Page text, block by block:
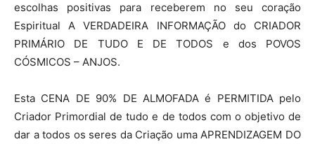
escolhas positivas para receberem no seu coração
Espiritual A VERDADEIRA INFORMAÇÃO do CRIADOR
PRIMÁRIO DE TUDO E DE TODOS e dos POVOS
CÓSMICOS – ANJOS.
Esta CENA DE 90% DE ALMOFADA é PERMITIDA pelo
Criador Primordial de tudo e de todos com o objetivo de
dar a todos os seres da Criação uma APRENDIZAGEM DO